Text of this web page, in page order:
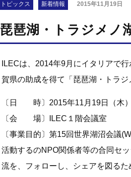
トピックス 新着情報 2015年11月19日
琵琶湖・トラジメノ
ILECは、2014年9月にイタリアで
賀県の助成を得て「琵琶湖・トラジ
〔日 時〕2015年11月19日（木
〔会 場〕ILEC１階会議室
〔事業目的〕第15回世界湖沼会議
活動するのNPO関係者等の合同セ
流を、フォローし、シェアを図る